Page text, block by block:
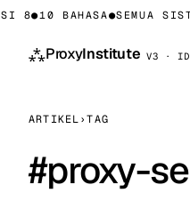
8 ●10 BAHASA●SEMUA
⁂ProxyInstitute V3 · ID
ARTIKEL ›TAG
#proxy-